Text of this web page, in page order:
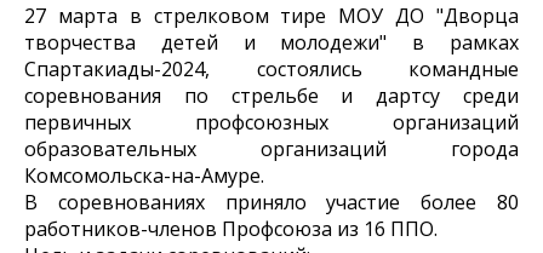
27 марта в стрелковом тире МОУ ДО "Дворца
творчества детей и молодежи" в рамках
Спартакиады-2024, состоялись командные
соревнования по стрельбе и дартсу среди
первичных профсоюзных организаций
образовательных организаций города
Комсомольска-на-Амуре.
В соревнованиях приняло участие более 80
работников-членов Профсоюза из 16 ППО.